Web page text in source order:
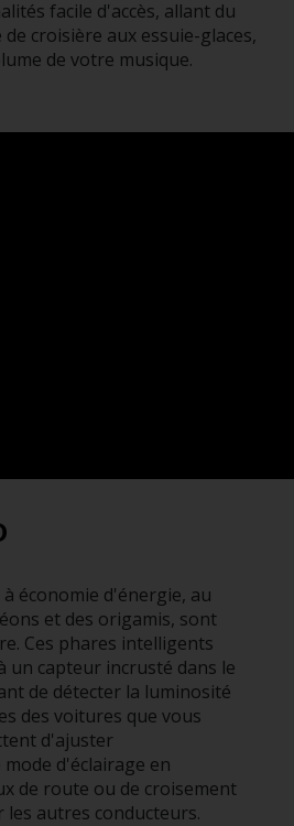
facile d'accès, allant du
croisière aux essuie-glaces,
de votre musique.
économie d'énergie, au
et des origamis, sont
Ces phares intelligents
un capteur incrusté dans le
de détecter la luminosité
des voitures que vous
d'ajuster
d'éclairage en
de route ou de croisement
autres conducteurs.